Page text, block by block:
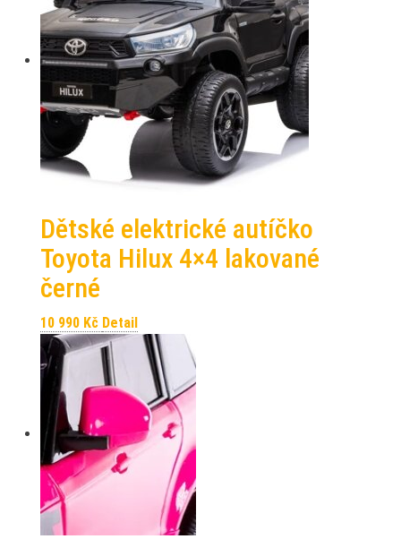
Dětské elektrické autíčko
Toyota Hilux 4×4 lakované
černé
10 990 Kč Detail